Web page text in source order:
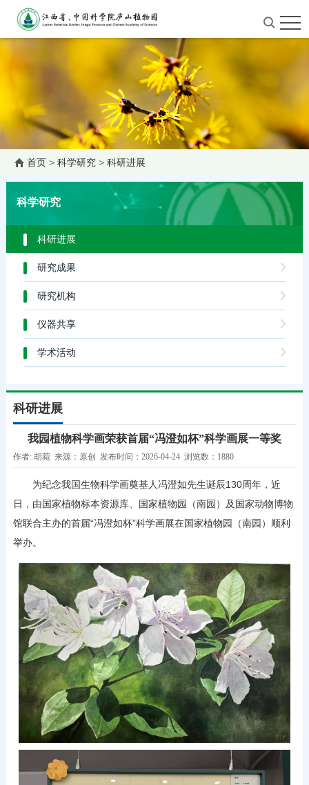
首页> 科学研究> 科研进展
科学研究
科研进展
研究成果
研究机构
仪器共享
学术活动
科研进展
我园植物科学画荣获首届“冯澄如杯”科学画展一等奖
作者: 胡菀 来源：原创 发布时间：2026-04-24 浏览数：1880
为纪念我国生物科学画奠基人冯澄如先生诞辰130周年，近
日，由国家植物标本资源库、国家植物园（南园）及国家动物博物
馆联合主办的首届“冯澄如杯”科学画展在国家植物园（南园）顺利
举办。